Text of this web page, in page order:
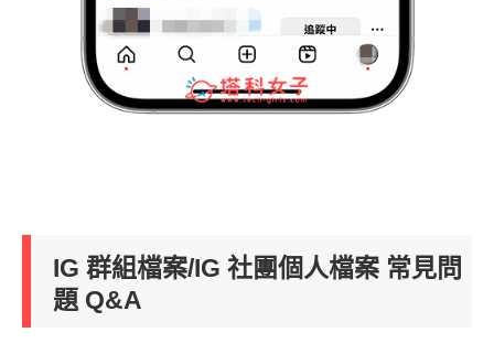
IG 群組檔案/IG 社團個人檔案 常見問
題 Q&A